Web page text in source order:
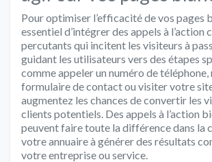
Pour optimiser l’efficacité de vos pages
essentiel d’intégrer des appels à l’action
percutants qui incitent les visiteurs à
guidant les utilisateurs vers des étapes
comme appeler un numéro de téléphone,
formulaire de contact ou visiter votre
augmentez les chances de convertir les
clients potentiels. Des appels à l’action
peuvent faire toute la différence dans la
votre annuaire à générer des résultats
votre entreprise ou service.